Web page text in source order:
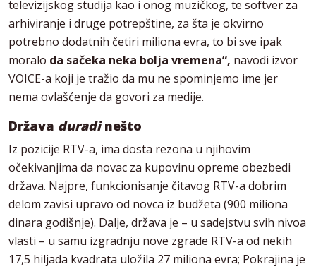
televizijskog studija kao i onog muzičkog, te softver za
arhiviranje i druge potrepštine, za šta je okvirno
potrebno dodatnih četiri miliona evra, to bi sve ipak
moralo da sačeka neka bolja vremena“, navodi izvor
VOICE-a koji je tražio da mu ne spominjemo ime jer
nema ovlašćenje da govori za medije.
Država duradinešto
Iz pozicije RTV-a, ima dosta rezona u njihovim
očekivanjima da novac za kupovinu opreme obezbedi
država. Najpre, funkcionisanje čitavog RTV-a dobrim
delom zavisi upravo od novca iz budžeta (900 miliona
dinara godišnje). Dalje, država je – u sadejstvu svih nivoa
vlasti – u samu izgradnju nove zgrade RTV-a od nekih
17,5 hiljada kvadrata uložila 27 miliona evra; Pokrajina je